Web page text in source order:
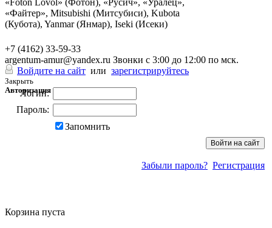
«Foton Lovol» (Фотон), «Русич», «Уралец»,
«Файтер», Mitsubishi (Митсубиси), Kubota
(Кубота), Yanmar (Янмар), Iseki (Исеки)
+7 (4162) 33-59-33
argentum-amur@yandex.ru Звонки с 3:00 до 12:00 по мск.
Войдите на сайт или зарегистрируйтесь
Закрыть
Авторизация
Логин:
Пароль:
Запомнить
Забыли пароль? Регистрация
Корзина пуста